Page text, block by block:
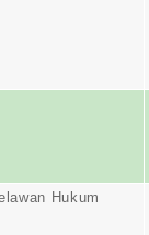
Hukum